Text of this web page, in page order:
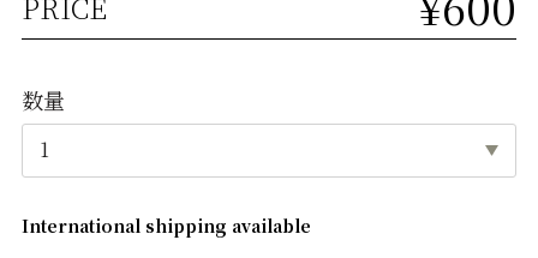
数量
International shipping available